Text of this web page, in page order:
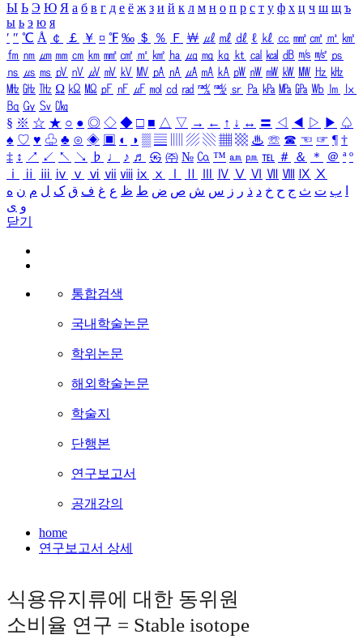
Ы Ь Э Ю Я а б в г д е ё ж з и й к л м н о п р с т у ф х ц ч ш щ ъ
ы ь э ю я
′ ″ ℃ Å ￠ ￡ ￥ ¤ ℉ ‰ ＄ ％ Ｆ ￦ ㎕ ㎖ ㎗ ℓ ㎘ ㏄ ㎣ ㎤ ㎥ ㎦
㎙ ㎚ ㎛ ㎜ ㎝ ㎞ ㎟ ㎠ ㎡ ㎢ ㏊ ㎍ ㎎ ㎏ ㏏ ㎈ ㎉ ㏈ ㎧ ㎨ ㎰
㎱ ㎲ ㎳ ㎴ ㎵ ㎶ ㎷ ㎸ ㎹ ㎀ ㎁ ㎂ ㎃ ㎄ ㎺ ㎻ ㎽ ㎾ ㎿ ㎐ ㎑
㎒ ㎓ ㎔ Ω ㏀ ㏁ ㎊ ㎋ ㎌ ㏖ ㏅ ㎭ ㎮ ㎯ ㏛ ㎩ ㎪ ㎫ ㎬ ㏝ ㏐
㏓
㏃ ㏉ ㏜ ㏆
§ ※ ☆ ★ ○ ● ◎ ◇ ◆ □ ■ △ ▽ → ← ↑ ↓ ↔ 〓 ◁ ◀ ▷ ▶ ♤
♠ ♡ ♥ ♧ ♣ ⊙ ◈ ▣ ◐ ◑ ▒ ▤ ▨ ▧ ▦ ▩ ♨ ☏ ☎ ☜ ☞ ¶ †
‡ ↕ ↗ ↙ ↖ ↘ ♭ ♩ ♪ ♬ ㉿ ㈜ № ㏇ ™ ㏂ ㏘ ℡ ＃ ＆ ＊ ＠ ª º
ⅰ
ⅱ ⅲ ⅳ ⅴ ⅵ ⅶ ⅷ ⅸ ⅹ Ⅳ Ⅴ Ⅵ Ⅶ Ⅷ Ⅸ Ⅹ
ب ت ث ج ح خ د ذ ر ز س ش ص ض ط ظ ع غ ف ق ک ل م ن ه
و ی
닫기
통합검색
국내학술논문
학위논문
해외학술논문
학술지
단행본
연구보고서
공개강의
home
연구보고서 상세
식용유지류에 대한 동위원
소비율 연구 = Stable isotope